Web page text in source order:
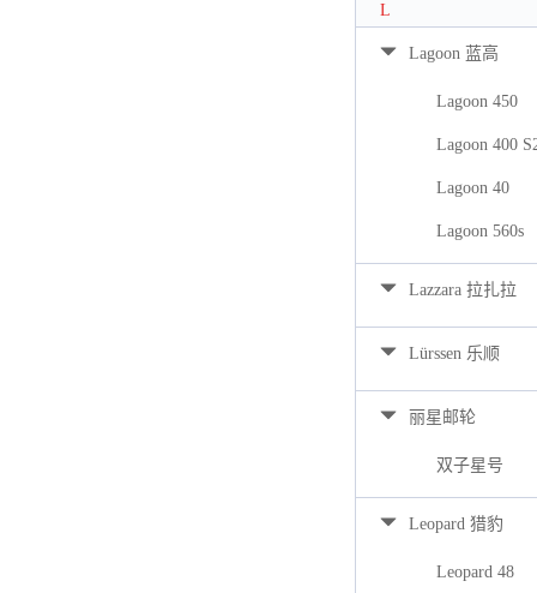
L
Lagoon 蓝高
Lagoon 450
Lagoon 400
Lagoon 40
Lagoon 560s
Lazzara 拉扎拉
Lürssen 乐顺
丽星邮轮
双子星号
Leopard 猎豹
Leopard 48